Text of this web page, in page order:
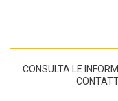
CONSULTA LE